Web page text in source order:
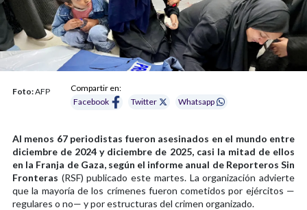
Foto:AFP
Compartir en:
Facebook
Twitter Whatsapp
Al menos 67 periodistas fueron asesinados en el mundo entre
diciembre de 2024 y diciembre de 2025, casi la mitad de ellos
en la Franja de Gaza, según el informe anual de Reporteros Sin
Fronteras (RSF) publicado este martes. La organización advierte
que la mayoría de los crímenes fueron cometidos por ejércitos —
regulares o no— y por estructuras del crimen organizado.